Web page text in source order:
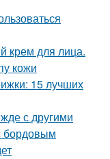
крем для лица.
кожи
15 лучших
с другими
бордовым